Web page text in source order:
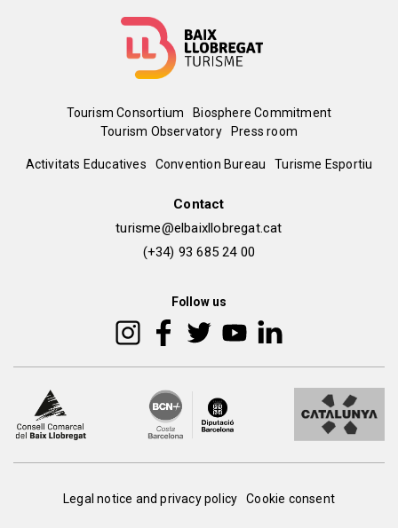
Menú
del
Tourism Consortium
Biosphere Commitment
Tourism Observatory
Press room
Peu
Activitats Educatives Convention Bureau Turisme Esportiu
Contact
turisme@elbaixllobregat.cat
(+34) 93 685 24 00
Follow us
PeuLegal notice and privacy policy Cookie consent